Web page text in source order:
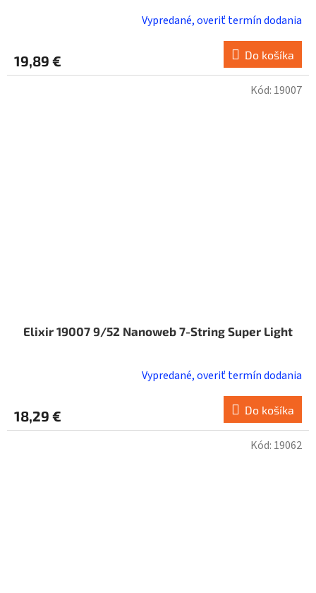
Vypredané, overiť termín dodania
19,89 € Do košíka
Elixir 19007 9/52 Nanoweb 7-String Super Light
Vypredané, overiť termín dodania
18,29 € Do košíka
Kód: 19007
Kód: 19062